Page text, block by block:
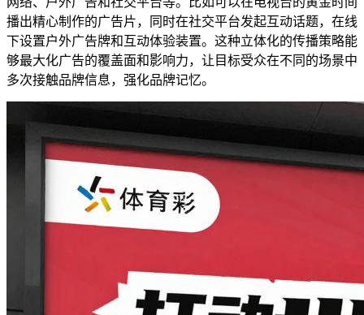
播出精心制作的广告片，同时在社交平台发起互动话题，在线
下设置户外广告牌和互动体验装置。这种立体化的传播策略能
够最大化广告的覆盖面和影响力，让目标受众在不同的场景中
多次接触品牌信息，强化品牌记忆。